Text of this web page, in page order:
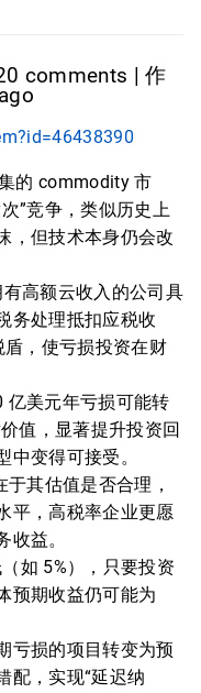
comments | 作
的 commodity 市
”竞争，类似历史上
，但技术本身仍会改
高额云收入的公司具
务处理抵扣应税收
盾，使亏损投资在财
亿美元年亏损可能转
值，显著提升投资回
变得可接受。
其估值是否合理，
平，高税率企业更愿
益。
如 5%），只要投资
预期收益仍可能为
亏损的项目转变为预
配，实现“延迟纳